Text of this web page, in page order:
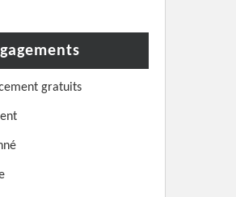
gratuits